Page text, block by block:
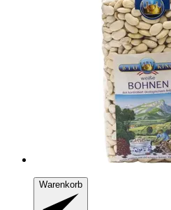
Warenkorb